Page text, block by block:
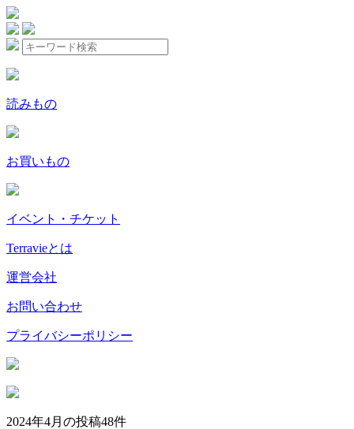
読みもの
お買いもの
イベント・チケット
Terravieとは
運営会社
お問い合わせ
プライバシーポリシー
2024年4月の投稿48件